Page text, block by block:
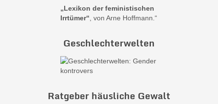
„Lexikon der feministischen
Irrtümer“ , von Arne Hoffmann.“
Geschlechterwelten
Ratgeber häusliche Gewalt